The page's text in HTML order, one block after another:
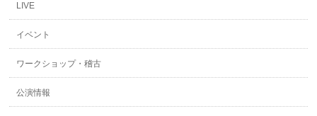
LIVE
イベント
ワークショップ・稽古
公演情報